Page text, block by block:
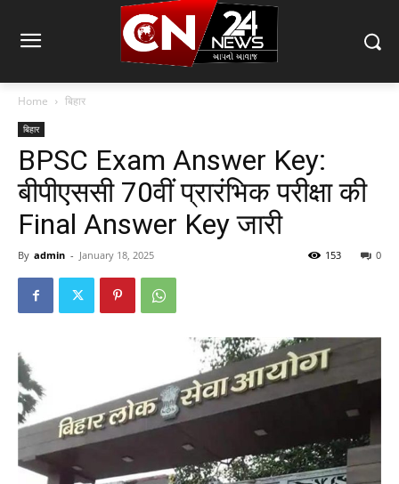
Home बिहार
बिहार
BPSC Exam Answer Key:
बीपीएससी 70वीं प्रारंभिक परीक्षा की
Final Answer Key जारी
By admin - January 18, 2025 0
153